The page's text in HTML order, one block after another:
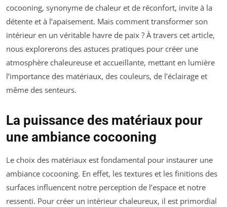
cocooning, synonyme de chaleur et de réconfort, invite à la
détente et à l’apaisement. Mais comment transformer son
intérieur en un véritable havre de paix ? À travers cet article,
nous explorerons des astuces pratiques pour créer une
atmosphère chaleureuse et accueillante, mettant en lumière
l’importance des matériaux, des couleurs, de l’éclairage et
même des senteurs.
La puissance des matériaux pour
une ambiance cocooning
Le choix des matériaux est fondamental pour instaurer une
ambiance cocooning. En effet, les textures et les finitions des
surfaces influencent notre perception de l’espace et notre
ressenti. Pour créer un intérieur chaleureux, il est primordial